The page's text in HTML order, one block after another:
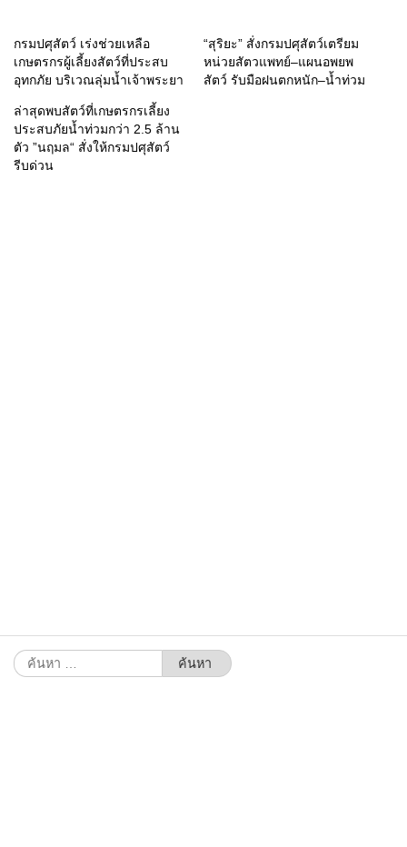
กรมปศุสัตว์ เร่งช่วยเหลือ
เกษตรกรผู้เลี้ยงสัตว์ที่ประสบ
อุทกภัย บริเวณลุ่มน้ำเจ้าพระยา
“สุริยะ” สั่งกรมปศุสัตว์เตรียม
หน่วยสัตวแพทย์–แผนอพยพ
สัตว์ รับมือฝนตกหนัก–น้ำท่วม
ล่าสุดพบสัตว์ที่เกษตรกรเลี้ยง
ประสบภัยน้ำท่วมกว่า 2.5 ล้าน
ตัว ”นฤมล“ สั่งให้กรมปศุสัตว์
รีบด่วน
ค้นหา
สำหรับ: